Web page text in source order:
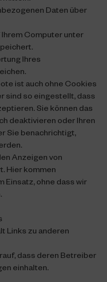
Daten über
Computer unter
Ihres
ist auch ohne Cookies
sind so eingestellt, dass
Sie können das
deaktivieren oder Ihren
Sie benachrichtigt,
Anzeigen von
Hier kommen
Einsatz, ohne dass wir
Links zu anderen
dass deren Betreiber
einhalten.